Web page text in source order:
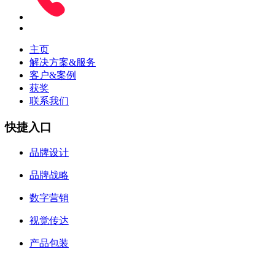
主页
解决方案&服务
客户&案例
获奖
联系我们
快捷入口
品牌设计
品牌战略
数字营销
视觉传达
产品包装